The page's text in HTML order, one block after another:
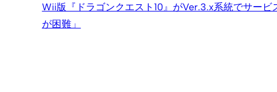
Wii版『ドラゴンクエスト10』がVer.3.x系統でサービ
が困難」